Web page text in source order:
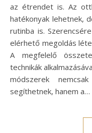
az étrendet is. Az
hatékonyak lehetnek,
rutinba is.
elérhető megoldás
A megfelelő
technikák
módszerek
segíthetnek, hanem a…